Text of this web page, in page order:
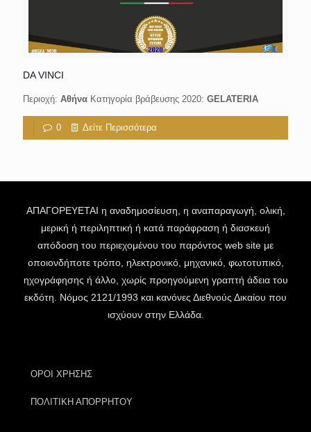
DA VINCI
Περιοχή: Αθήνα Κατηγορία βράβευσης 2020: GELATERIA
0 Δείτε Περισσότερα
ΑΠΑΓΟΡΕΥΕΤΑΙ η αναδημοσίευση, η αναπαραγωγή, ολική,
μερική ή περιληπτική ή κατά παράφραση ή διασκευή
απόδοση του περιεχομένου του παρόντος web site με
οποιονδήποτε τρόπο, ηλεκτρονικό, μηχανικό, φωτοτυπικό,
ηχογράφησης ή άλλο, χωρίς προηγούμενη γραπτή άδεια του
εκδότη. Νόμος 2121/1993 και κανόνες Διεθνούς Δικαίου που
ισχύουν στην Ελλάδα.
ΟΡΟΙ ΧΡΗΣΗΣ
ΠΟΛΙΤΙΚΗ ΑΠΟΡΡΗΤΟΥ